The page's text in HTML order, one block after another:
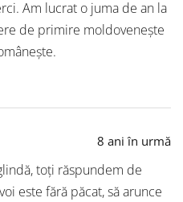
Am lucrat o juma de an la
de primire moldovenește
8 ani în urmă
toți răspundem de
este fără păcat, să arunce